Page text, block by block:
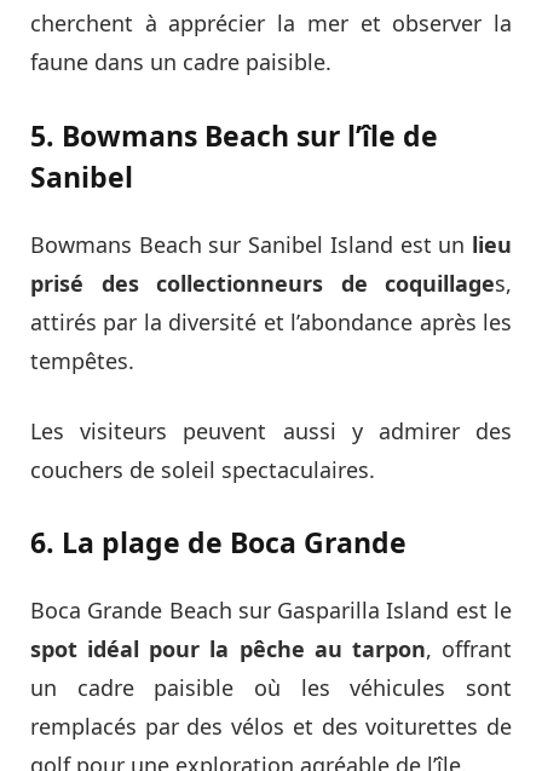
cherchent à apprécier la mer et observer la
faune dans un cadre paisible.
5. Bowmans Beach sur l’île de
Sanibel
Bowmans Beach sur Sanibel Island est un lieu
prisé des collectionneurs de coquillages,
attirés par la diversité et l’abondance après les
tempêtes.
Les visiteurs peuvent aussi y admirer des
couchers de soleil spectaculaires.
6. La plage de Boca Grande
Boca Grande Beach sur Gasparilla Island est le
spot idéal pour la pêche au tarpon, offrant
un cadre paisible où les véhicules sont
remplacés par des vélos et des voiturettes de
golf pour une exploration agréable de l’île.